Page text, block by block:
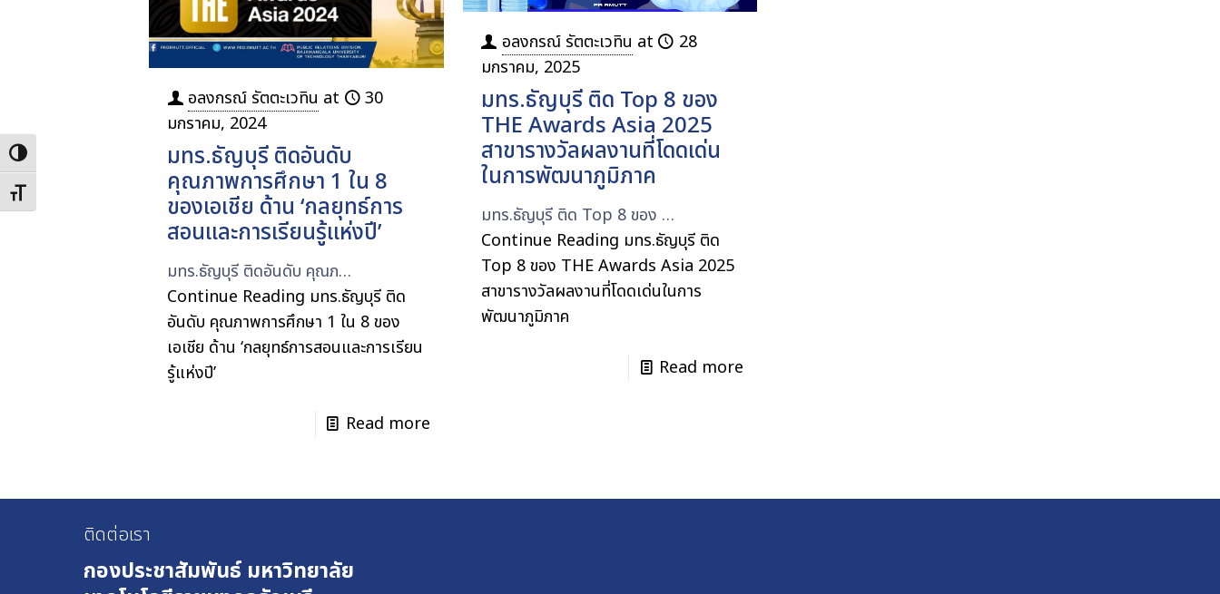
Toggle High Contrast
Toggle Font size
อลงกรณ์ รัตตะเวทิน at
30
มกราคม, 2024
มทร.ธัญบุรี ติดอันดับ
คุณภาพการศึกษา 1 ใน 8
ของเอเชีย ด้าน ‘กลยุทธ์การ
สอนและการเรียนรู้แห่งปี’
มทร.ธัญบุรี ติดอันดับ คุณภ…
Continue Reading มทร.ธัญบุรี ติด
อันดับ คุณภาพการศึกษา 1 ใน 8 ของ
เอเชีย ด้าน ‘กลยุทธ์การสอนและการเรียน
รู้แห่งปี’
Read more
อลงกรณ์ รัตตะเวทิน at
28
มกราคม, 2025
มทร.ธัญบุรี ติด Top 8 ของ
THE Awards Asia 2025
สาขารางวัลผลงานที่โดดเด่น
ในการพัฒนาภูมิภาค
มทร.ธัญบุรี ติด Top 8 ของ …
Continue Reading มทร.ธัญบุรี ติด
Top 8 ของ THE Awards Asia 2025
สาขารางวัลผลงานที่โดดเด่นในการ
พัฒนาภูมิภาค
Read more
ติดต่อเรา
กองประชาสัมพันธ์ มหาวิทยาลัย